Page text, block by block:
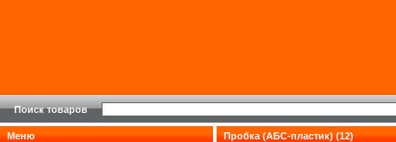
Поиск товаров
Меню
Пробка (АБС-пластик) (12)